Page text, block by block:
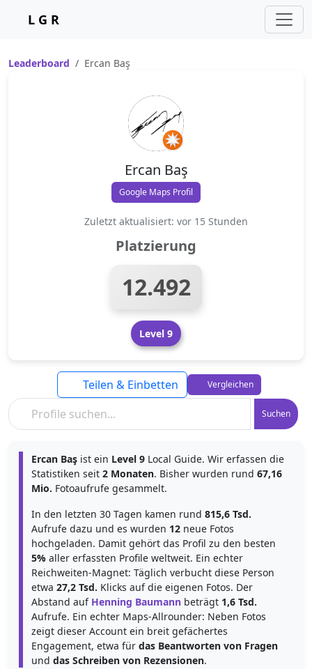
L G R
Leaderboard Ercan Baş
Ercan Baş
Google Maps Profil
Zuletzt aktualisiert: vor 15 Stunden
Platzierung
12.492
Level 9
Suchen
Teilen & Einbetten Vergleichen
Ercan Baş ist ein Level 9 Local Guide. Wir erfassen die
Statistiken seit 2 Monaten. Bisher wurden rund 67,16
Mio. Fotoaufrufe gesammelt.
In den letzten 30 Tagen kamen rund 815,6 Tsd.
Aufrufe dazu und es wurden 12 neue Fotos
hochgeladen. Damit gehört das Profil zu den besten
5% aller erfassten Profile weltweit. Ein echter
Reichweiten-Magnet: Täglich verbucht diese Person
etwa 27,2 Tsd. Klicks auf die eigenen Fotos. Der
Abstand auf Henning Baumann beträgt 1,6 Tsd.
Aufrufe. Ein echter Maps-Allrounder: Neben Fotos
zeigt dieser Account ein breit gefächertes
Engagement, etwa für das Beantworten von Fragen
und das Schreiben von Rezensionen.